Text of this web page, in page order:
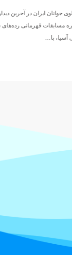
خود از
سنی